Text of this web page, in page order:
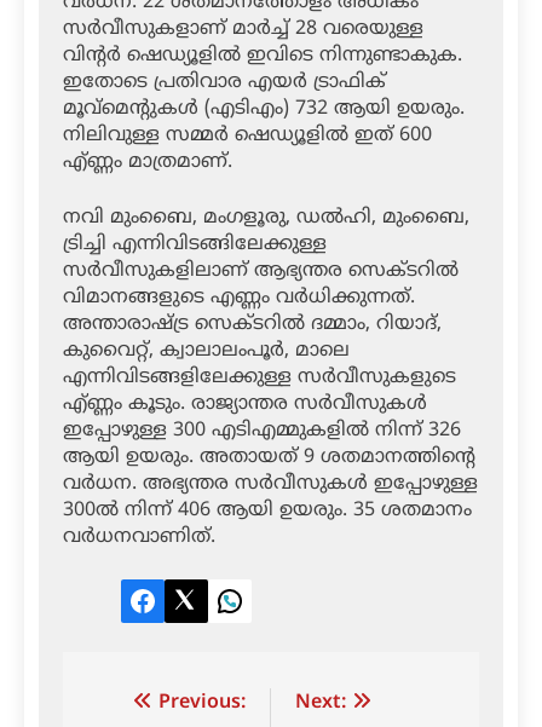
സര്‍വീസുകളാണ് മാര്‍ച്ച് 28 വരെയുള്ള
വിന്റര്‍ ഷെഡ്യൂളില്‍ ഇവിടെ നിന്നുണ്ടാകുക.
ഇതോടെ പ്രതിവാര എയര്‍ ട്രാഫിക്
മൂവ്‌മെന്റുകള്‍ (എടിഎം) 732 ആയി ഉയരും.
നിലിവുള്ള സമ്മര്‍ ഷെഡ്യൂളില്‍ ഇത് 600
എ്ണ്ണം മാത്രമാണ്.
നവി മുംബൈ, മംഗളൂരു, ഡല്‍ഹി, മുംബൈ,
ട്രിച്ചി എന്നിവിടങ്ങിലേക്കുള്ള
സര്‍വീസുകളിലാണ് ആഭ്യന്തര സെക്ടറില്‍
വിമാനങ്ങളുടെ എണ്ണം വര്‍ധിക്കുന്നത്.
അന്താരാഷ്ട്ര സെക്ടറില്‍ ദമ്മാം, റിയാദ്,
കുവൈറ്റ്, ക്വാലാലംപൂര്‍, മാലെ
എന്നിവിടങ്ങളിലേക്കുള്ള സര്‍വീസുകളുടെ
എ്ണ്ണം കൂടും. രാജ്യാന്തര സര്‍വീസുകള്‍
ഇപ്പോഴുള്ള 300 എടിഎമ്മുകളില്‍ നിന്ന് 326
ആയി ഉയരും. അതായത് 9 ശതമാനത്തിന്റെ
വര്‍ധന. അഭ്യന്തര സര്‍വീസുകള്‍ ഇപ്പോഴുള്ള
300ല്‍ നിന്ന് 406 ആയി ഉയരും. 35 ശതമാനം
വര്‍ധനവാണിത്.
Facebook
TwitterLinkedIn
Post Previous: Next: